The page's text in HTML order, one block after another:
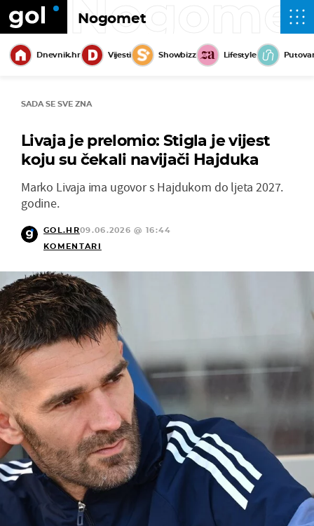
Nogomet
Dnevnik.hr Vijesti Showbizz Lifestyle
SADA SE SVE ZNA
Livaja je prelomio: Stigla je vijest
koju su čekali navijači Hajduka
Marko Livaja ima ugovor s Hajdukom do ljeta 2027.
godine.
GOL.HR09.06.2026 @ 16:44
KOMENTARI